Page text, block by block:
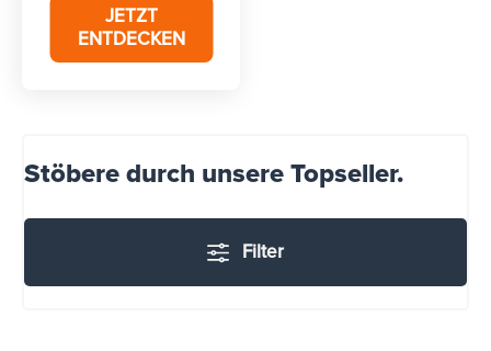
JETZT
ENTDECKEN
Stöbere durch unsere Topseller.
Filter